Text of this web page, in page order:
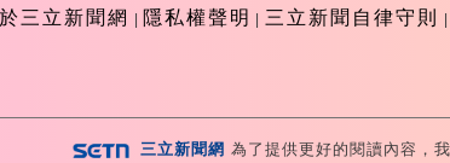
三立新聞網 隱私權聲明 三立新聞自律守則
三立新聞網 為了提供更好的閱讀內容，